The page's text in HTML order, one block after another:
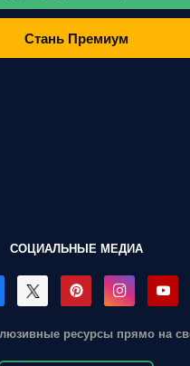
Стань Премиум
СОЦИАЛЬНЫЕ МЕДИА
ресурсы прямо на